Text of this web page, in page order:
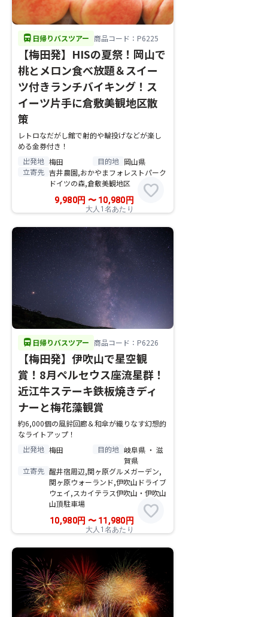
directions_bus 日帰りバスツアー 商品コード：P6225
【梅田発】HISの夏祭！岡山で
桃とメロン食べ放題＆スイー
ツ付きランチバイキング！ス
イーツ片手に倉敷美観地区散
策
レトロなだがし館で射的や輪投げなどが楽し
める金券付き！
出発地 梅田 目的地 岡山県
立寄先 吉井農園,おかやまフォレストパーク
ドイツの森,倉敷美観地区
9,980円 〜10,980 円
大人1名あたり
favorite
directions_bus 日帰りバスツアー 商品コード：P6226
【梅田発】伊吹山で星空観
賞！8月ペルセウス座流星群！
近江牛ステーキ鉄板焼きディ
ナーと梅花藻観賞
約6,000個の風鈴回廊＆和傘が織りなす幻想的
なライトアップ！
出発地 梅田 目的地 岐阜県 ・ 滋
賀県
立寄先 醒井宿周辺,関ヶ原グルメガーデン,
関ヶ原ウォーランド,伊吹山ドライブ
ウェイ,スカイテラス伊吹山・伊吹山
山頂駐車場
10,980円 〜11,980 円
大人1名あたり
favorite